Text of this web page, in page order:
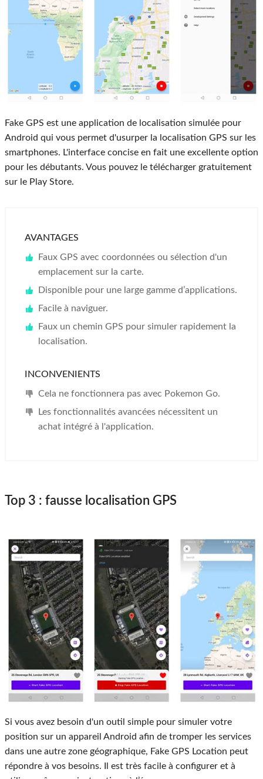
Fake GPS est une application de localisation simulée pour
Android qui vous permet d'usurper la localisation GPS sur les
smartphones. L'interface concise en fait une excellente option
pour les débutants. Vous pouvez le télécharger gratuitement
sur le Play Store.
AVANTAGES
Faux GPS avec coordonnées ou sélection d'un
emplacement sur la carte.
Disponible pour une large gamme d’applications.
Facile à naviguer.
Faux un chemin GPS pour simuler rapidement la
localisation.
INCONVENIENTS
Cela ne fonctionnera pas avec Pokemon Go.
Les fonctionnalités avancées nécessitent un
achat intégré à l'application.
Top 3 : fausse localisation GPS
Si vous avez besoin d'un outil simple pour simuler votre
position sur un appareil Android afin de tromper les services
dans une autre zone géographique, Fake GPS Location peut
répondre à vos besoins. Il est très facile à configurer et à